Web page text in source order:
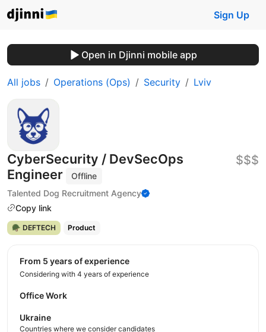
Sign Up
Open in Djinni mobile app
All jobs Operations (Ops) Security Lviv
CyberSecurity / DevSecOps
Engineer
Offline
Talented Dog Recruitment Agency
Copy link
$$$
🪖 DEFTECH Product
from 5 years of experience
Considering with 4 years of experience
Office Work
Ukraine
Countries where we consider candidates